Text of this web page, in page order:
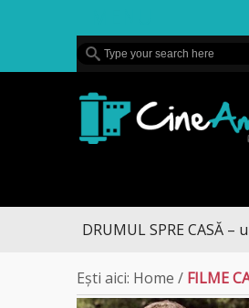
DRUMUL SPRE CASĂ –
Ești aici: Home / FILME